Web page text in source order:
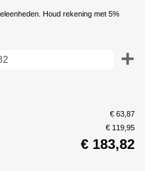
Houd rekening met 5%
€ 63,87
€ 119,95
€ 183,82